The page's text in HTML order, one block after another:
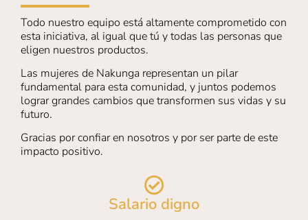
Todo nuestro equipo está altamente comprometido con
esta iniciativa, al igual que tú y todas las personas que
eligen nuestros productos.
Las mujeres de Nakunga representan un pilar
fundamental para esta comunidad, y juntos podemos
lograr grandes cambios que transformen sus vidas y su
futuro.
Gracias por confiar en nosotros y por ser parte de este
impacto positivo.
Salario digno